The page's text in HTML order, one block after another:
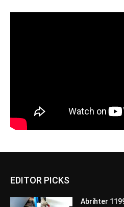
EDITOR PICKS
Abrihter